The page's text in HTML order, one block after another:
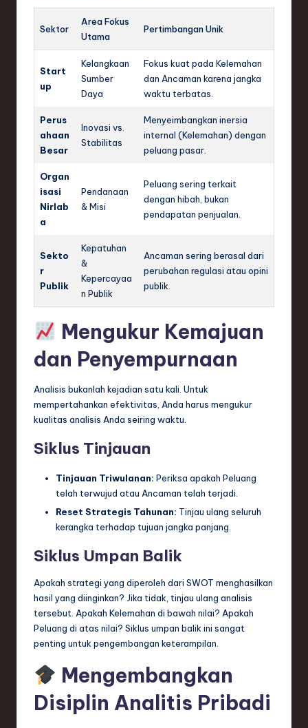
Sektor
Area Fokus
Utama
Pertimbangan Unik
Start
up
Kelangkaan
Sumber
Daya
Fokus kuat pada Kelemahan
dan Ancaman karena jangka
waktu terbatas.
Perus
ahaan
Besar
Inovasi vs.
Stabilitas
Menyeimbangkan inersia
internal (Kelemahan) dengan
peluang pasar.
Organ
isasi
Nirlab
a
Pendanaan
& Misi
Peluang sering terkait
dengan hibah, bukan
pendapatan penjualan.
Sekto
r
Publik
Kepatuhan
&
Kepercayaa
n Publik
Ancaman sering berasal dari
perubahan regulasi atau opini
publik.
Mengukur Kemajuan
dan Penyempurnaan
Analisis bukanlah kejadian satu kali. Untuk
mempertahankan efektivitas, Anda harus mengukur
kualitas analisis Anda seiring waktu.
Siklus Tinjauan
Tinjauan Triwulanan: Periksa apakah Peluang
telah terwujud atau Ancaman telah terjadi.
Reset Strategis Tahunan: Tinjau ulang seluruh
kerangka terhadap tujuan jangka panjang.
Siklus Umpan Balik
Apakah strategi yang diperoleh dari SWOT menghasilkan
hasil yang diinginkan? Jika tidak, tinjau ulang analisis
tersebut. Apakah Kelemahan di bawah nilai? Apakah
Peluang di atas nilai? Siklus umpan balik ini sangat
penting untuk pengembangan keterampilan.
Mengembangkan
Disiplin Analitis Pribadi